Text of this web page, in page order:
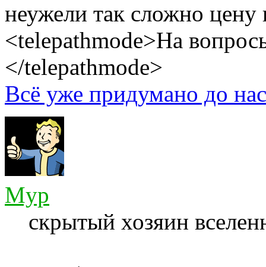
неужели так сложно цену
<telepathmode>На
</telepathmode>
Всё уже придумано до
Myp
скрытый хозяин